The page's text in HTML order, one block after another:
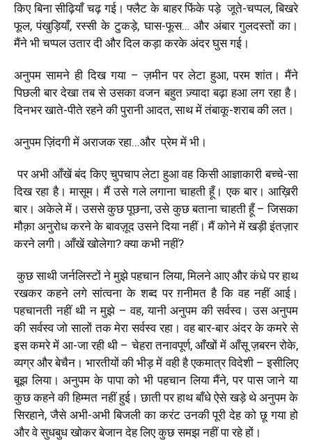
किए बिना सीढ़ियाँ चढ़ गई। फ्लैट के बाहर फिंके पड़े जूते-चप्पल,बिखरे
फूल,पंखुड़ियाँ, रस्सी के टुकड़े, घास-फूस… और अंबार गुलदस्तों का।
मैंने भी चप्पल उतार दी और दिल कड़ा करके अंदर घुस गई।
अनुपम सामने ही दिख गया – ज़मीन पर लेटा हुआ, परम शांत। मैंने
पिछली बार देखा तब से उसका वजन बहुत ज़्यादा बढ़ा हआ लग रहा है।
दिनभर खाते-पीते रहने की पुरानी आदत,साथ में तंबाकू-शराब की लत।
अनुपम ज़िंदगी में अराजक रहा...और प्रेम में भी।
पर अभी आँखें बंद किए चुपचाप लेटा हुआ वह किसी आज्ञाकारी बच्चे-सा
दिख रहा है। मासूम। मैं उसे गले लगाना चाहती हूँ। एक बार। आख़िरी
बार। अकेले में। उससे कुछ पूछना, उसे कुछ बताना चाहती हूँ – जिसका
मौक़ा अनुरोध करने के बावज़ूद उसने दिया नहीं। मैं कोने में खड़ी इंतज़ार
करने लगी। आँखें खोलेगा? क्या कभी नहीं?
कुछ साथी जर्नलिस्टों ने मुझे पहचान लिया, मिलने आए और कंधे पर हाथ
रखकर कहने लगे सांत्वना के शब्द पर ग़नीमत है कि वह नहीं आई।
पहचानती नहीं थी न मुझे – वह, यानी अनुपम की सर्वस्व। उस अनुपम
की सर्वस्व जो सालों तक मेरा सर्वस्व रहा। वह बार-बार अंदर के कमरे से
इस कमरे में आ-जा रही थी – चेहरा तनावपूर्ण, आँखों में आँसू ज़बरन रोके,
व्यग्र और बेचैन। भारतीयों की भीड़ में वही है एकमात्र विदेशी – इसीलिए
बूझ लिया। अनुपम के पापा को भी पहचान लिया मैंने, पर पास जाने या
कुछ कहने की हिम्मत नहीं हुई। छाती पर हाथ बाँधे ऐसे खड़े थे अनुपम के
सिरहाने, जैसे अभी-अभी बिजली का करंट उनकी पूरी देह को छू गया हो
और वे सुधबुध खोकर बेजान देह लिए कुछ समझ नहीं पा रहे हों।